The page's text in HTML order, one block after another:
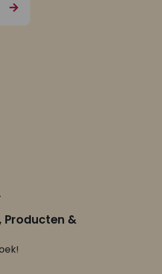
Producten &